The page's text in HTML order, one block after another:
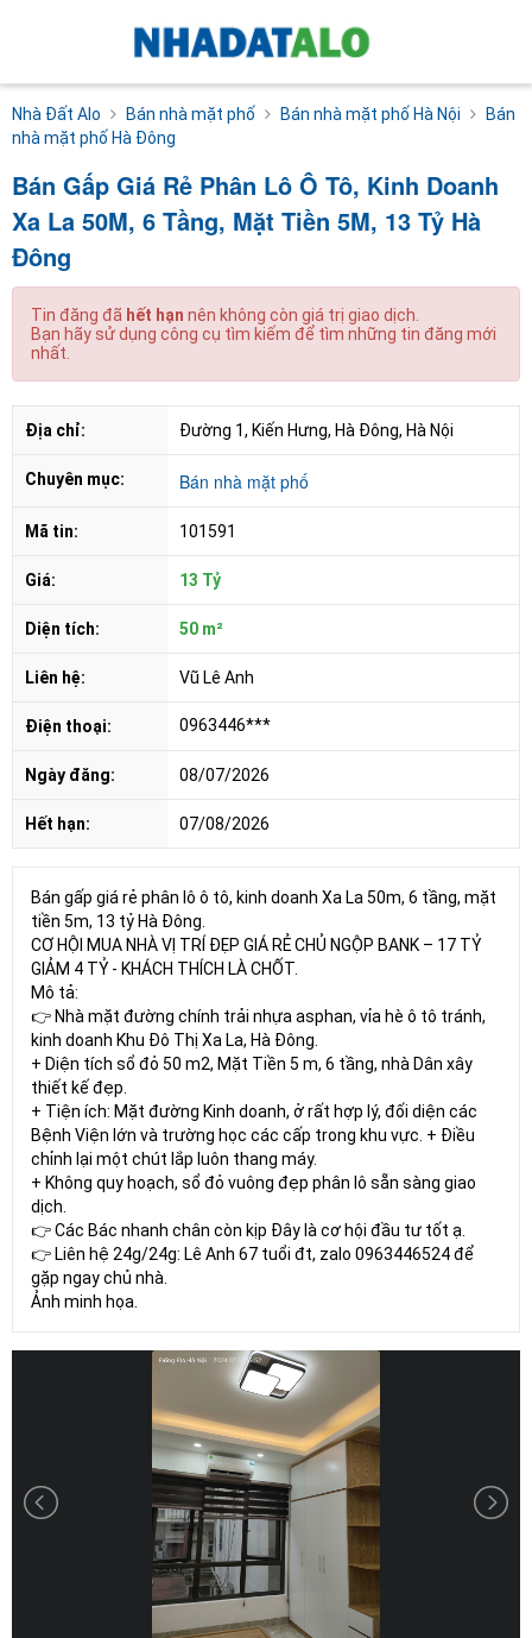
Nhà Đất Alo Bán nhà mặt phố Bán nhà mặt phố Hà Nội
Bán
nhà mặt phố Hà Đông
Bán Gấp Giá Rẻ Phân Lô Ô Tô, Kinh Doanh
Xa La 50M, 6 Tầng, Mặt Tiền 5M, 13 Tỷ Hà
Đông
Tin đăng đã hết hạn nên không còn giá trị giao dịch.
Bạn hãy sử dụng công cụ tìm kiếm để tìm những tin đăng mới
nhất.
Địa chỉ: Đường 1, Kiến Hưng, Hà Đông, Hà Nội
Chuyên mục: Bán nhà mặt phố
Mã tin: 101591
Giá: 13 Tỷ
Diện tích: 50 m²
Liên hệ: Vũ Lê Anh
Điện thoại: 0963446***
Ngày đăng: 08/07/2026
Hết hạn: 07/08/2026
Bán gấp giá rẻ phân lô ô tô, kinh doanh Xa La 50m, 6 tầng, mặt
tiền 5m, 13 tỷ Hà Đông.
CƠ HỘI MUA NHÀ VỊ TRÍ ĐẸP GIÁ RẺ CHỦ NGỘP BANK – 17 TỶ
GIẢM 4 TỶ - KHÁCH THÍCH LÀ CHỐT.
Mô tả:
👉 Nhà mặt đường chính trải nhựa asphan, vỉa hè ô tô tránh,
kinh doanh Khu Đô Thị Xa La, Hà Đông.
+ Diện tích sổ đỏ 50 m2, Mặt Tiền 5 m, 6 tầng, nhà Dân xây
thiết kế đẹp.
+ Tiện ích: Mặt đường Kinh doanh, ở rất hợp lý, đối diện các
Bệnh Viện lớn và trường học các cấp trong khu vực. + Điều
chỉnh lại một chút lắp luôn thang máy.
+ Không quy hoạch, sổ đỏ vuông đẹp phân lô sẵn sàng giao
dịch.
👉 Các Bác nhanh chân còn kịp Đây là cơ hội đầu tư tốt ạ.
👉 Liên hệ 24g/24g: Lê Anh 67 tuổi đt, zalo 0963446524 để
gặp ngay chủ nhà.
Ảnh minh họa.